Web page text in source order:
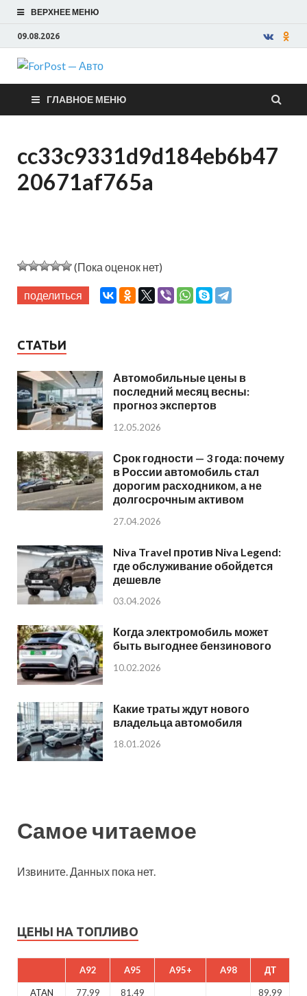
ВЕРХНЕЕ МЕНЮ
09.08.2026
ForPost —
Авто
ГЛАВНОЕ МЕНЮ
cc33c9331d9d184eb6b47
20671af765a
(Пока оценок нет)
поделиться
СТАТЬИ
Автомобильные цены в
последний месяц весны:
прогноз экспертов
12.05.2026
Срок годности — 3 года: почему
в России автомобиль стал
дорогим расходником, а не
долгосрочным активом
27.04.2026
Niva Travel против Niva Legend:
где обслуживание обойдется
дешевле
03.04.2026
Когда электромобиль может
быть выгоднее бензинового
10.02.2026
Какие траты ждут нового
владельца автомобиля
18.01.2026
Самое читаемое
Извините. Данных пока нет.
ЦЕНЫ НА ТОПЛИВО
A92 A95 A95+ A98 ДТ
ATAN 77.99 81.49
89.99